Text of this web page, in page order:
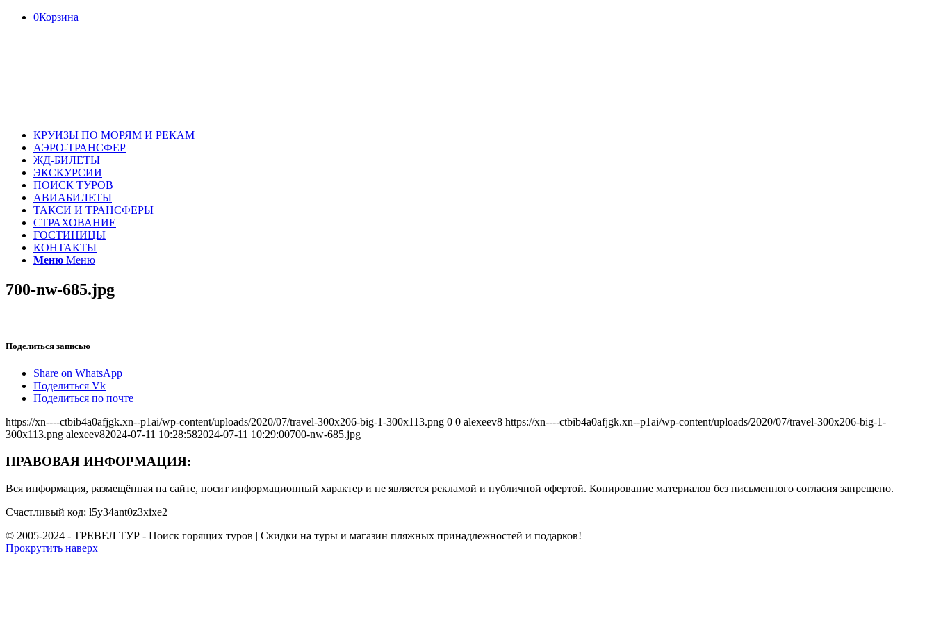
0Корзина
КРУИЗЫ ПО МОРЯМ И РЕКАМ
АЭРО-ТРАНСФЕР
ЖД-БИЛЕТЫ
ЭКСКУРСИИ
ПОИСК ТУРОВ
АВИАБИЛЕТЫ
ТАКСИ И ТРАНСФЕРЫ
СТРАХОВАНИЕ
ГОСТИНИЦЫ
КОНТАКТЫ
Меню Меню
700-nw-685.jpg
Поделиться записью
Share on WhatsApp
Поделиться Vk
Поделиться по почте
https://xn----ctbib4a0afjgk.xn--p1ai/wp-content/uploads/2020/07/travel-300x206-big-1-300x113.png 0 0 alexeev8 https://xn----ctbib4a0afjgk.xn--p1ai/wp-content/uploads/2020/07/travel-300x206-big-1-
300x113.png alexeev82024-07-11 10:28:582024-07-11 10:29:00700-nw-685.jpg
ПРАВОВАЯ ИНФОРМАЦИЯ:
Вся информация, размещённая на сайте, носит информационный характер и не является рекламой и публичной офертой. Копирование материалов без письменного согласия запрещено.
Счастливый код: l5y34ant0z3xixe2
© 2005-2024 - ТРЕВЕЛ ТУР - Поиск горящих туров | Скидки на туры и магазин пляжных принадлежностей и подарков!
Прокрутить наверх